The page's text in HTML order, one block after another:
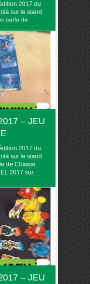
2017 du
sur le stand
parle de
– JEU
2017 du
sur le stand
de Chawai.
2017 sur
– JEU